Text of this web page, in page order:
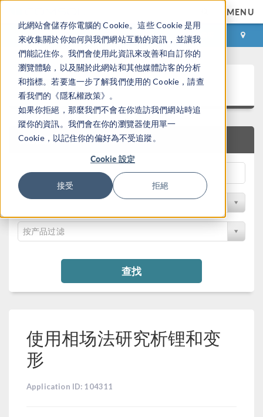
此網站會儲存你電腦的 Cookie。這些 Cookie 是用
來收集關於你如何與我們網站互動的資訊，並讓我
們能記住你。我們會使用此資訊來改善和自訂你的
瀏覽體驗，以及關於此網站和其他媒體訪客的分析
和指標。若要進一步了解我們使用的 Cookie，請查
看我們的《隱私權政策》。
如果你拒絕，那麼我們不會在你造訪我們網站時追
蹤你的資訊。我們會在你的瀏覽器使用單一
Cookie，以記住你的偏好為不受追蹤。
Cookie 設定
接受 拒絕
MENU
登录 咨询与购买
案例下载
快速搜索
按学科过滤
按产品过滤
查找
使用相场法研究析锂和变
形
Application ID: 104311